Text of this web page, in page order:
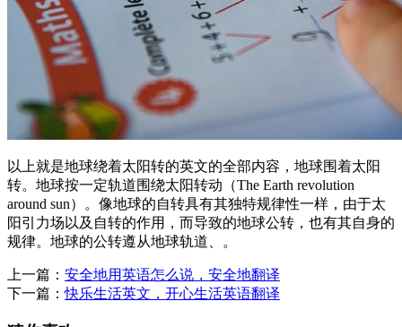
以上就是地球绕着太阳转的英文的全部内容，地球围着太阳
转。地球按一定轨道围绕太阳转动（The Earth revolution
around sun）。像地球的自转具有其独特规律性一样，由于太
阳引力场以及自转的作用，而导致的地球公转，也有其自身的
规律。地球的公转遵从地球轨道、。
上一篇： 安全地用英语怎么说，安全地翻译
下一篇：快乐生活英文，开心生活英语翻译